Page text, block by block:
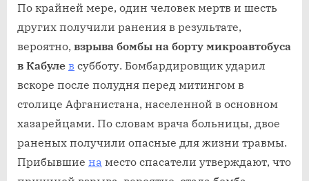
человек
шесть
других
ранения
взрыва
бомбы
По крайней мере, один человек мертв и шесть
других получили ранения в результате,
вероятно, взрыва бомбы на борту микроавтобуса
в Кабуле в субботу. Бомбардировщик ударил
вскоре после полудня перед митингом в
столице Афганистана, населенной в основном
хазарейцами. По словам врача больницы, двое
раненых получили опасные для жизни травмы.
Прибывшие на место спасатели утверждают, что